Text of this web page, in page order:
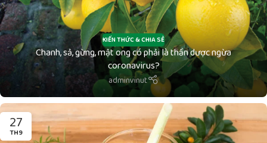
KIẾN THỨC & CHIA SẺ
Chanh, sả, gừng, mật ong có phải là thần dược ngừa
coronavirus?
adminvinut
27
TH9